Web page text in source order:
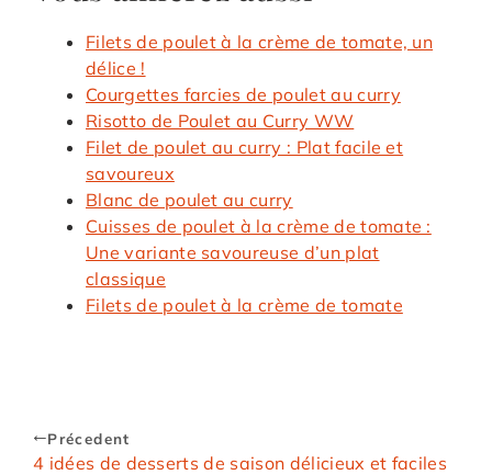
Filets de poulet à la crème de tomate, un
délice !
Courgettes farcies de poulet au curry
Risotto de Poulet au Curry WW
Filet de poulet au curry : Plat facile et
savoureux
Blanc de poulet au curry
Cuisses de poulet à la crème de tomate :
Une variante savoureuse d’un plat
classique
Filets de poulet à la crème de tomate
Précedent
4 idées de desserts de saison délicieux et faciles